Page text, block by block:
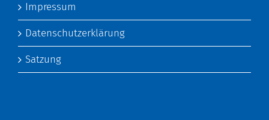
Impressum
Datenschutzerklärung
Satzung